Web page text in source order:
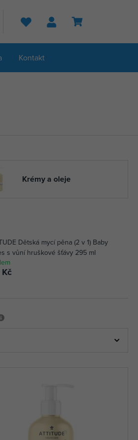
Hledat
Kontakt
Krémy a oleje
Dětská mycí pěna (2 v 1) Baby
s vůní hruškové šťávy 295 ml